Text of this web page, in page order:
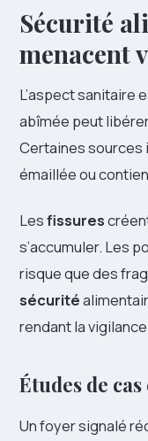
Sécurité
menacent
L’aspect sanitaire
abîmée peut
Certaines sources
émaillée ou
Lesfissures
s’accumuler. Les
risque que des
sécurité
rendant la
Études de
Un foyer signalé